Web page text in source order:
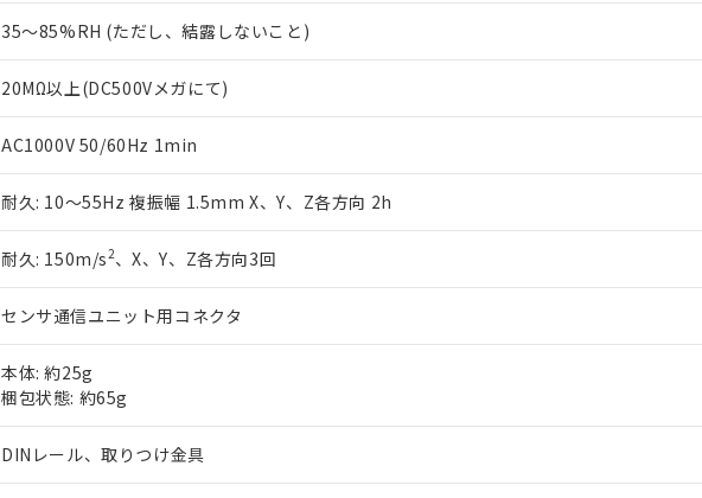
35～85%RH (ただし、結露しないこと)
20MΩ以上(DC500Vメガにて)
AC1000V 50/60Hz 1min
耐久: 10～55Hz 複振幅 1.5mm X、Y、Z各方向 2h
耐久: 150m/s2、X、Y、Z各方向3回
センサ通信ユニット用コネクタ
本体: 約25g
梱包状態: 約65g
DINレール、取りつけ金具